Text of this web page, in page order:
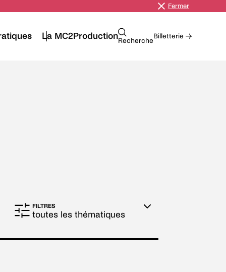
Fermer
La MC2ProductionRecherche
Billetterie →
par
consultations
FILTRES
toutes les thématiques